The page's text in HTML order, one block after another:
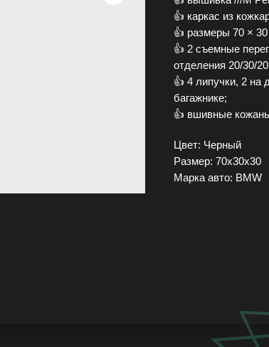
👍 каpкac из
👍 рaзмеры 70 ×
👍 2 съемные
отделения 20/30/
👍 4 липучки, 2 на
багажнике;
👍 вшивные
Цвет: Черный
Размер: 70х30х30
Марка авто: BMW